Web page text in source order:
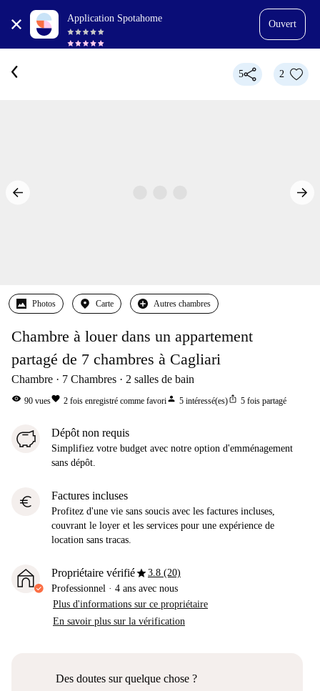
Application Spotahome
Ouvert
5 2
Photos Carte Autres chambres
Chambre à louer dans un appartement
partagé de 7 chambres à Cagliari
Chambre 7 Chambres 2 salles de bain
visibility 90 vuesfavorite 2 fois enregistré comme favoriperson 5 intéressé(es)ios_share 5 fois partagé
Dépôt non requis
Simplifiez votre budget avec notre option d'emménagement
sans dépôt.
euro Factures incluses
Profitez d'une vie sans soucis avec les factures incluses,
couvrant le loyer et les services pour une expérience de
location sans tracas.
Propriétaire vérifiéstar3.8 (20)
Professionnel · 4 ans avec nous
Plus d'informations sur ce propriétaire
En savoir plus sur la vérification
Des doutes sur quelque chose ?